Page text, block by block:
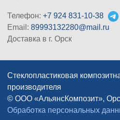
Телефон: +7 924 831-10-38
Email: 89993132280@mail.ru
Доставка в г. Орск
Стеклопластиковая
производителя
© ООО «АльянсКомпозит»,
Обработка персональных